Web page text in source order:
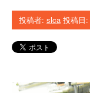
投稿者: slca 投稿日: